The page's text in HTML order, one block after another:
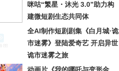
咪咕“繁星・沐光 3.0”助力构
建微短剧生态共同体
全AI制作短剧剧集《白月城·诡
市迷雾》登陆爱奇艺 开启异世
诡市迷雾之旅